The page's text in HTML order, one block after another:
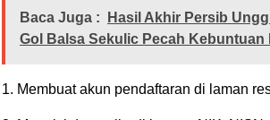
Baca Juga :
Hasil Akhir Persib
Gol Balsa Sekulic Pecah Kebuntuan
1. Membuat akun pendaftaran di laman